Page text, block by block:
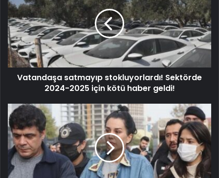
Vatandaşa satmayıp stokluyorlardı! Sektörde
2024-2025 için kötü haber geldi!